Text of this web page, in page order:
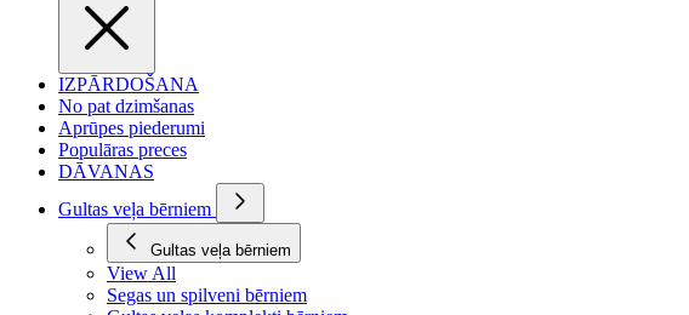
IZPĀRDOŠANA
No pat dzimšanas
Aprūpes piederumi
Populāras preces
DĀVANAS
Gultas veļa bērniem
Gultas veļa bērniem
View All
Segas un spilveni bērniem